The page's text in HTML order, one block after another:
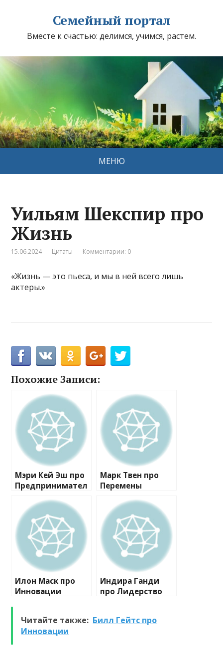
Семейный портал
Вместе к счастью: делимся, учимся, растем.
МЕНЮ
Уильям Шекспир про
Жизнь
15.06.2024 Цитаты Комментарии: 0
«Жизнь — это пьеса, и мы в ней всего лишь
актеры.»
Похожие Записи:
Мэри Кей Эш про
Предпринимател
Марк Твен про
Перемены
Илон Маск про
Инновации
Индира Ганди
про Лидерство
Читайте также: Билл Гейтс про
Инновации